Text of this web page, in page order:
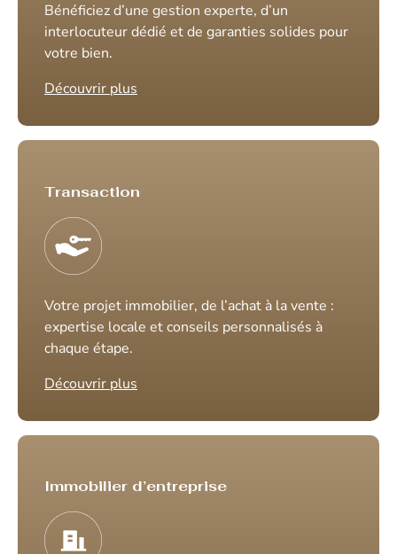
Bénéficiez d’une gestion experte, d’un
interlocuteur dédié et de garanties solides pour
votre bien.
Découvrir plus
Transaction
Votre projet immobilier, de l’achat à la vente :
expertise locale et conseils personnalisés à
chaque étape.
Découvrir plus
Immobilier d’entreprise